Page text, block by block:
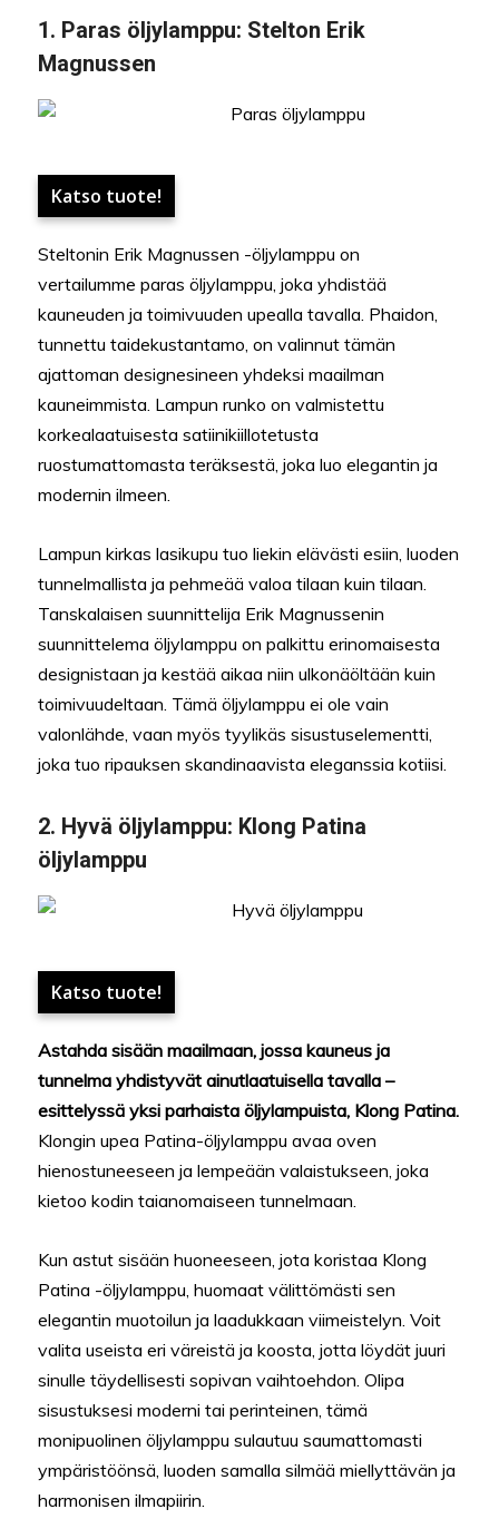
1. Paras öljylamppu: Stelton Erik
Magnussen
Katso tuote!
Steltonin Erik Magnussen -öljylamppu on
vertailumme paras öljylamppu, joka yhdistää
kauneuden ja toimivuuden upealla tavalla. Phaidon,
tunnettu taidekustantamo, on valinnut tämän
ajattoman designesineen yhdeksi maailman
kauneimmista. Lampun runko on valmistettu
korkealaatuisesta satiinikiillotetusta
ruostumattomasta teräksestä, joka luo elegantin ja
modernin ilmeen.
Lampun kirkas lasikupu tuo liekin elävästi esiin, luoden
tunnelmallista ja pehmeää valoa tilaan kuin tilaan.
Tanskalaisen suunnittelija Erik Magnussenin
suunnittelema öljylamppu on palkittu erinomaisesta
designistaan ja kestää aikaa niin ulkonäöltään kuin
toimivuudeltaan. Tämä öljylamppu ei ole vain
valonlähde, vaan myös tyylikäs sisustuselementti,
joka tuo ripauksen skandinaavista eleganssia kotiisi.
2. Hyvä öljylamppu: Klong Patina
öljylamppu
Katso tuote!
Astahda sisään maailmaan, jossa kauneus ja
tunnelma yhdistyvät ainutlaatuisella tavalla –
esittelyssä yksi parhaista öljylampuista, Klong Patina.
Klongin upea Patina-öljylamppu avaa oven
hienostuneeseen ja lempeään valaistukseen, joka
kietoo kodin taianomaiseen tunnelmaan.
Kun astut sisään huoneeseen, jota koristaa Klong
Patina -öljylamppu, huomaat välittömästi sen
elegantin muotoilun ja laadukkaan viimeistelyn. Voit
valita useista eri väreistä ja koosta, jotta löydät juuri
sinulle täydellisesti sopivan vaihtoehdon. Olipa
sisustuksesi moderni tai perinteinen, tämä
monipuolinen öljylamppu sulautuu saumattomasti
ympäristöönsä, luoden samalla silmää miellyttävän ja
harmonisen ilmapiirin.